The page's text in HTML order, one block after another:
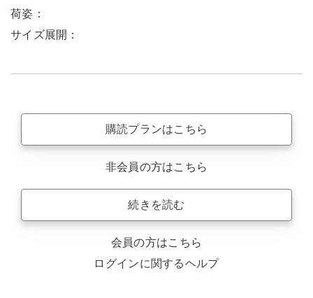
荷姿：
サイズ展開：
購読プランはこちら
非会員の方はこちら
続きを読む
会員の方はこちら
ログインに関するヘルプ